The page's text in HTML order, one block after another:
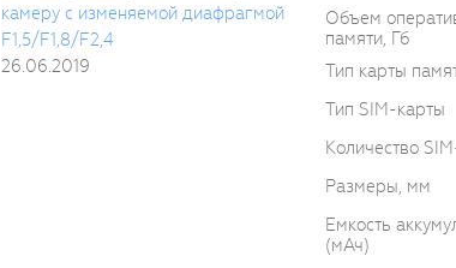
камеру с изменяемой диафрагмой
F1,5/F1,8/F2,4
26.06.2019
Объем
памяти, Гб
Тип карты
Тип SIM-карты
Количество
Размеры, мм
Емкость
(мАч)